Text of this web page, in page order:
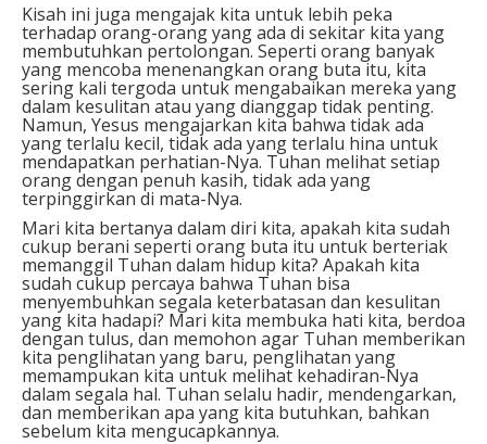
Kisah ini juga mengajak kita untuk lebih peka
terhadap orang-orang yang ada di sekitar kita yang
membutuhkan pertolongan. Seperti orang banyak
yang mencoba menenangkan orang buta itu, kita
sering kali tergoda untuk mengabaikan mereka yang
dalam kesulitan atau yang dianggap tidak penting.
Namun, Yesus mengajarkan kita bahwa tidak ada
yang terlalu kecil, tidak ada yang terlalu hina untuk
mendapatkan perhatian-Nya. Tuhan melihat setiap
orang dengan penuh kasih, tidak ada yang
terpinggirkan di mata-Nya.
Mari kita bertanya dalam diri kita, apakah kita sudah
cukup berani seperti orang buta itu untuk berteriak
memanggil Tuhan dalam hidup kita? Apakah kita
sudah cukup percaya bahwa Tuhan bisa
menyembuhkan segala keterbatasan dan kesulitan
yang kita hadapi? Mari kita membuka hati kita, berdoa
dengan tulus, dan memohon agar Tuhan memberikan
kita penglihatan yang baru, penglihatan yang
memampukan kita untuk melihat kehadiran-Nya
dalam segala hal. Tuhan selalu hadir, mendengarkan,
dan memberikan apa yang kita butuhkan, bahkan
sebelum kita mengucapkannya.